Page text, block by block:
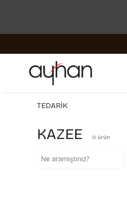
TEDARİK
KAZEE 0 ürün